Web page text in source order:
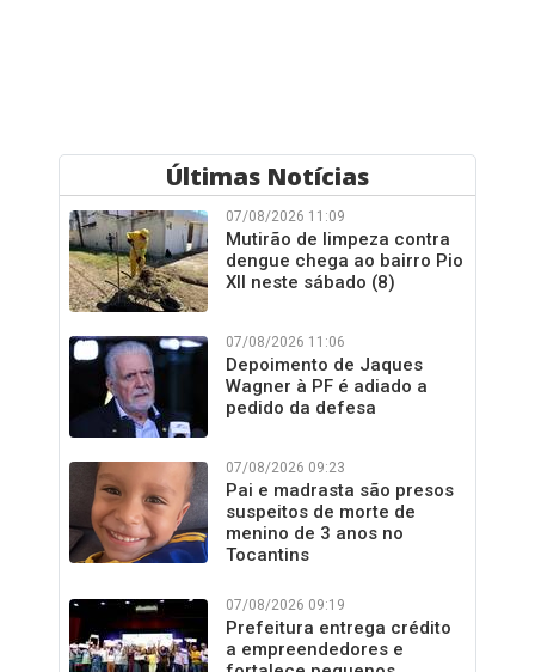
Últimas Notícias
07/08/2026 11:09
Mutirão de limpeza contra
dengue chega ao bairro Pio
XII neste sábado (8)
07/08/2026 11:06
Depoimento de Jaques
Wagner à PF é adiado a
pedido da defesa
07/08/2026 09:23
Pai e madrasta são presos
suspeitos de morte de
menino de 3 anos no
Tocantins
07/08/2026 09:19
Prefeitura entrega crédito
a empreendedores e